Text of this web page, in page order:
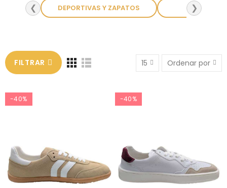
❮ DEPORTIVAS Y ZAPATOS ❯
FILTRAR 15 Ordenar por
-40% -40%